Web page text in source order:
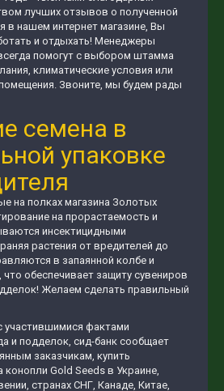
лучших отзывов о полученной
в нашем интернет магазине, Вы
и отдыхать! Менеджеры
помогут с выбором штамма
климатические условия или
Звоните, мы будем рады
семена в
упаковке
на полках магазина Золотых
на прорастаемость и
инсектицидными
растения от вредителей до
в запаянной колбе и
обеспечивает защиту сувениров
Желаем сделать правильный
фактами
и подделок, сид-банк сообщает
заказчикам, купить
конопли Gold Seeds в Украине,
странах СНГ, Канаде, Китае,